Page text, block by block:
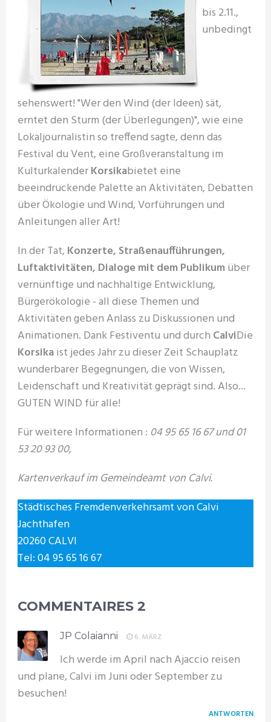
bis 2.11.,
unbedingt
sehenswert! "Wer den Wind (der Ideen) sät,
erntet den Sturm (der Überlegungen)", wie eine
Lokaljournalistin so treffend sagte, denn das
Festival du Vent, eine Großveranstaltung im
KulturkalenderKorsikabietet eine
beeindruckende Palette an Aktivitäten, Debatten
über Ökologie und Wind, Vorführungen und
Anleitungen aller Art!
In der Tat, Konzerte, Straßenaufführungen,
Luftaktivitäten, Dialoge mit dem Publikumüber
vernünftige und nachhaltige Entwicklung,
Bürgerökologie - all diese Themen und
Aktivitäten geben Anlass zu Diskussionen und
Animationen. Dank Festiventu und durch CalviDie
Korsikaist jedes Jahr zu dieser Zeit Schauplatz
wunderbarer Begegnungen, die von Wissen,
Leidenschaft und Kreativität geprägt sind. Also...
GUTEN WIND für alle!
Für weitere Informationen : 04 95 65 16 67 und 01
53 20 93 00,
Kartenverkauf im Gemeindeamt von Calvi.
Städtisches Fremdenverkehrsamt von Calvi
Jachthafen
20260 CALVI
Tel: 04 95 65 16 67
COMMENTAIRES 2
JP Colaianni 6. MÄRZ
Ich werde im April nach Ajaccio reisen
und plane, Calvi im Juni oder September zu
besuchen!
ANTWORTEN